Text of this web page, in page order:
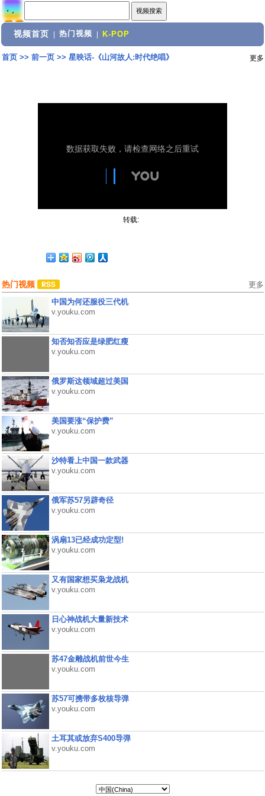
视频首页 热门视频 K-POP
首页>> 前一页>> 星映话-《山河故人:时代绝唱》 更多
转载:
热门视频 更多
中国为何还服役三代机
v.youku.com
知否知否应是绿肥红瘦
v.youku.com
俄罗斯这领域超过美国
v.youku.com
美国要涨“保护费”
v.youku.com
沙特看上中国一款武器
v.youku.com
俄军苏57另辟奇径
v.youku.com
涡扇13已经成功定型!
v.youku.com
又有国家想买枭龙战机
v.youku.com
日心神战机大量新技术
v.youku.com
苏47金雕战机前世今生
v.youku.com
苏57可携带多枚核导弹
v.youku.com
土耳其或放弃S400导弹
v.youku.com